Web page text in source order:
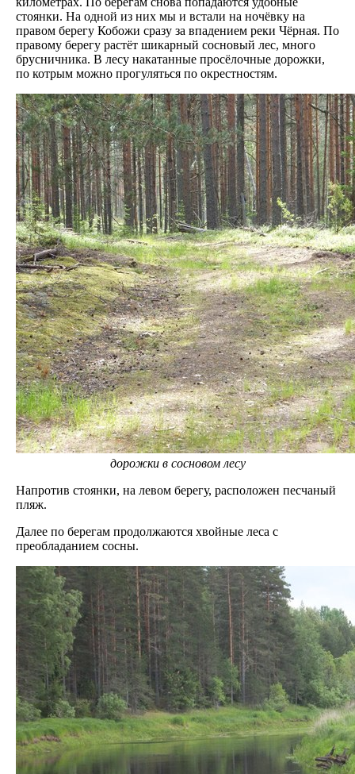
стоянки. На одной из них мы и встали на ночёвку на
правом берегу Кобожи сразу за впадением реки Чёрная. По
правому берегу растёт шикарный сосновый лес, много
брусничника. В лесу накатанные просёлочные дорожки,
по котрым можно прогуляться по окрестностям.
дорожки в сосновом лесу
Напротив стоянки, на левом берегу, расположен песчаный
пляж.
Далее по берегам продолжаются хвойные леса с
преобладанием сосны.